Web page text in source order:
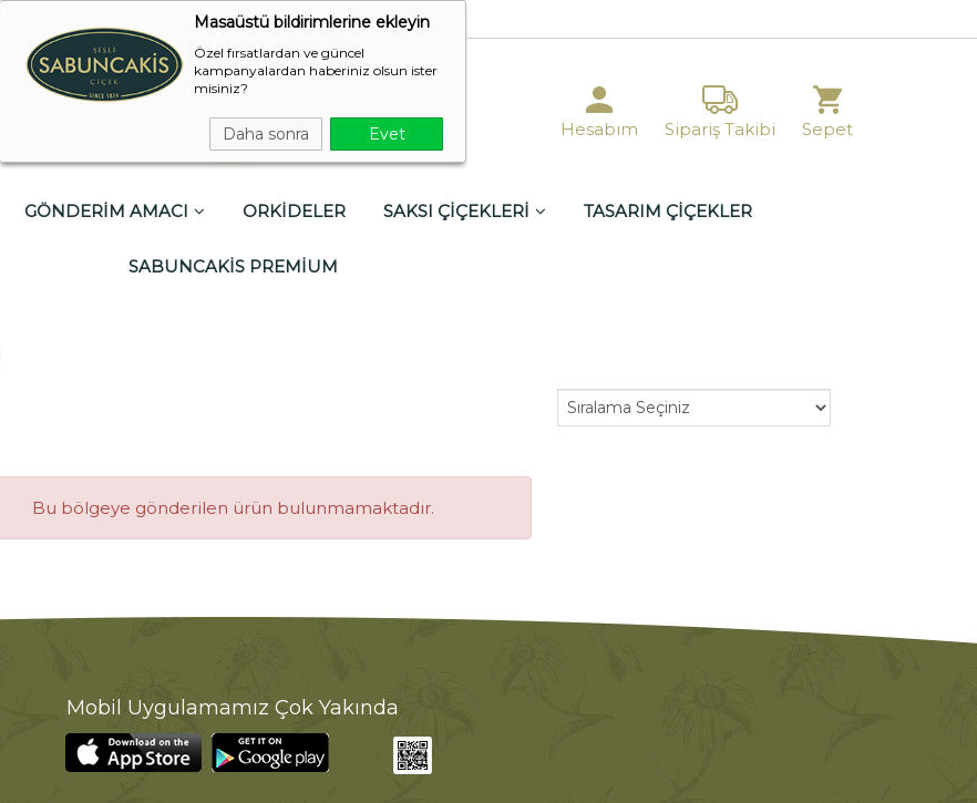
Masaüstü bildirimlerine ekleyin
Özel fırsatlardan ve güncel
kampanyalardan haberiniz olsun ister
misiniz?
Daha sonra Evet Hesabım Sipariş Takibi Sepet
GÖNDERİM AMACI ORKİDELER SAKSI ÇİÇEKLERİ TASARIM ÇİÇEKLER
SABUNCAKİS PREMİUM
Bu bölgeye gönderilen ürün bulunmamaktadır.
Mobil Uygulamamız Çok Yakında